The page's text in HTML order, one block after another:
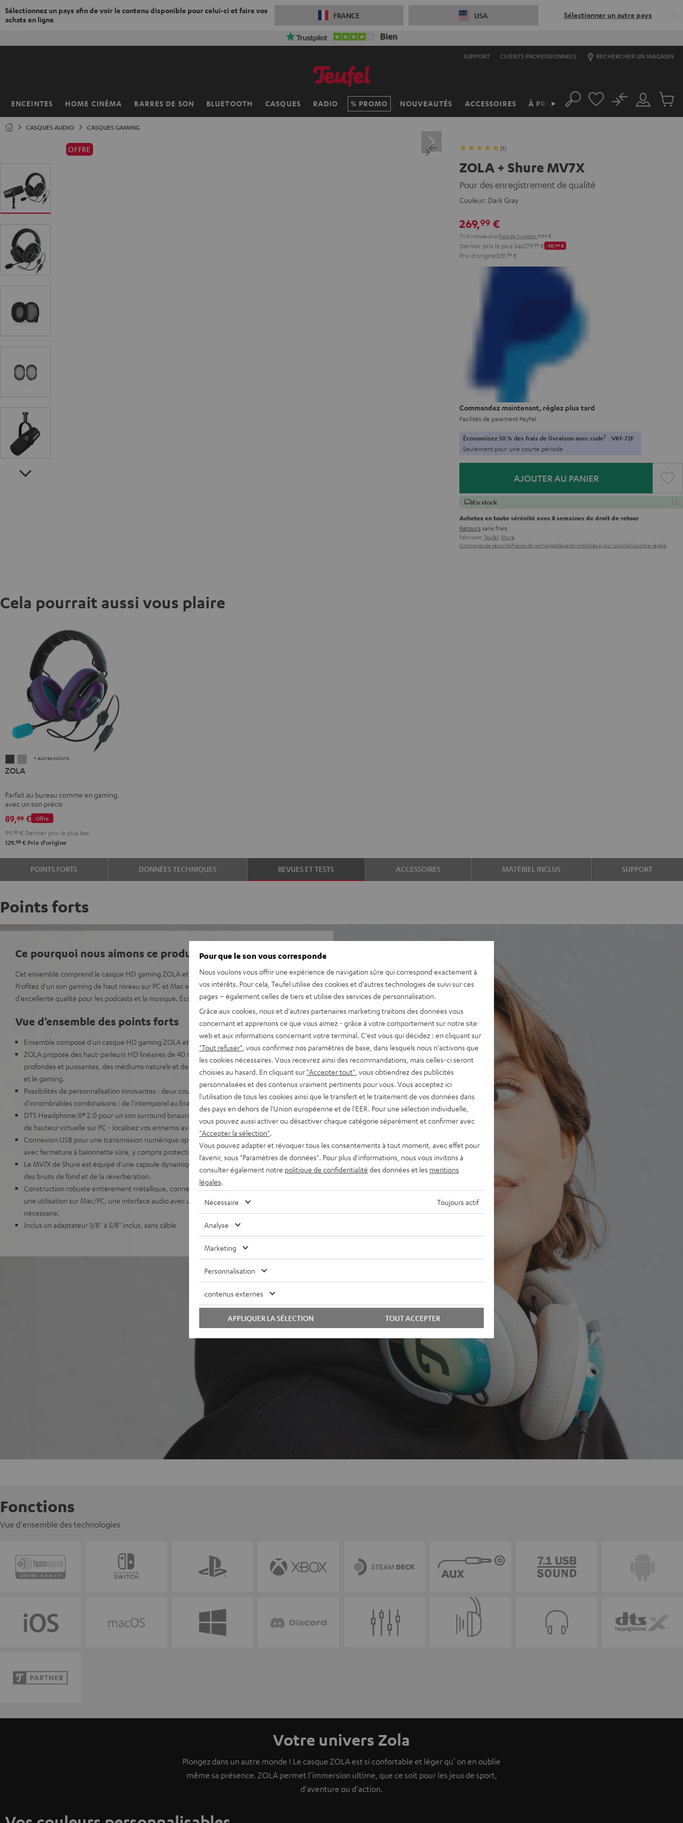
Sélectionnez un pays afin de voir le contenu disponible pour celui-ci et faire vos
achats en ligne
FRANCE USA Sélectionner un autre pays
50% de réduction sur la livraison VKF-72F 05
SUPPORT CLIENTS PROFESSIONNELS RECHERCHER UN MAGASIN
ENCEINTES HOME CINÉMA BARRES DE SON BLUETOOTH CASQUES RADIO PROMO NOUVEAUTÉS ACCESSOIRES À PROPOS
►
Page
d’accueil
Rechercher
Mon
compte
No
CASQUES AUDIO CASQUES GAMING
OFFRE (1)
ZOLA + Shure MV7X
Pour des enregistrement de qualité
Couleur: Dark Gray
269,99 €
TVA incluse plusfrais de livraison 9,99 €
Dernier prix le plus bas279, 99 € -10, 00€
Prix d'origine329, 99 €
Commandez maintenant, réglez plus tard
Facilités de paiement PayPal
Économisez 50 % des frais de livraison avec code1 VKF-72F
Seulement pour une courte période
AJOUTER AU PANIER
En stock
Achetez en toute sérénité avec 8 semaines de droit de retour
Retourssans frais
Fabricant: Teufel Shure
Consignes de sécuritéPièces de rechangeRéparationsMises à jour logicielGarantie légale
Cela pourrait aussi vous plaire
Dark
ZOLA
+ autres coloris
ZOLA
Parfait au bureau comme en gaming,
avec un son précis
Offre
89,99 €
99, 99 € Dernier prix le plus bas
129,99 € Prix d'origine
POINTS FORTS DONNÉES TECHNIQUES REVUES ET TESTS ACCESSOIRES MATÉRIEL INCLUS SUPPORT
Points forts
Ce pourquoi nous aimons ce produit
Cet ensemble comprend le casque HD gaming ZOLA et le microphone de voix Shure MV7X.
Profitez d'un son gaming de haut niveau sur PC et Mac et créez des enregistrements audio
d'excellente qualité pour les podcasts et la musique. Économisez par rapport aux achats séparés.
Vue d’ensemble des points forts
Ensemble composé d'un casque HD gaming ZOLA et d'un microphone Shure MV7X
ZOLA propose des haut-parleurs HD linéaires de 40 mm pour des basses extrêmement
profondes et puissantes, des médiums naturels et des aigus soyeux pour la musique, les films
et le gaming.
Possibilités de personnalisation innovantes : deux couleurs de base et six jeux de couleurs pour
d'innombrables combinaisons : de l'intemporel au branché en passant par l'original.
DTS Headphone:X® 2.0 pour un son surround binaural 7.1 impressionnant et des informations
de hauteur virtuelle sur PC - localisez vos ennemis avant de les voir
Connexion USB pour une transmission numérique optimisée DSP sans perte, connexion AUX
avec fermeture à baïonnette sûre, y compris protection contre les pliures
Le MV7X de Shure est équipé d'une capsule dynamique cardioïde pour une réduction efficace
des bruits de fond et de la réverbération.
Construction robuste entièrement métallique, connecteur XLR professionnel, remarque : pour
une utilisation sur Mac/PC, une interface audio avec une entrée microphone XLR est
nécessaire.
Inclus un adaptateur 3/8" à 5/8" inclus, sans câble
Fonctions
Vue d'ensemble des technologies
Votre univers Zola
Plongez dans un autre monde ! Le casque ZOLA est si confortable et léger qu' on en oublie
même sa présence. ZOLA permet l'immersion ultime, que ce soit pour les jeux de sport,
d'aventure ou d'action.
Pour que le son vous corresponde
Nous voulons vous offrir une expérience de navigation sûre qui correspond exactement à
vos intérêts. Pour cela, Teufel utilise des cookies et d'autres technologies de suivi sur ces
pages – également celles de tiers et utilise des services de personnalisation.
Grâce aux cookies, nous et d'autres partenaires marketing traitons des données vous
concernant et apprenons ce que vous aimez - grâce à votre comportement sur notre site
web et aux informations concernant votre terminal. C'est vous qui décidez : en cliquant sur
"Tout refuser" , vous confirmez nos paramètres de base, dans lesquels nous n'activons que
les cookies nécessaires. Vous recevrez ainsi des recommandations, mais celles-ci seront
choisies au hasard. En cliquant sur "Accepter tout" , vous obtiendrez des publicités
personnalisées et des contenus vraiment pertinents pour vous. Vous acceptez ici
l'utilisation de tous les cookies ainsi que le transfert et le traitement de vos données dans
des pays en dehors de l'Union européenne et de l'EER. Pour une sélection individuelle,
vous pouvez aussi activer ou désactiver chaque catégorie séparément et confirmer avec
"Accepter la sélection"
Vous pouvez adapter et révoquer tous les consentements à tout moment, avec effet pour
l’avenir, sous "Paramètres de données". Pour plus d'informations, nous vous invitons à
consulter également notre politique de confidentialité des données et les mentions
légales
Nécessaire Toujours actif
Analyse
Marketing
Personnalisation
contenus externes
TOUT ACCEPTER
APPLIQUER LA SÉLECTION